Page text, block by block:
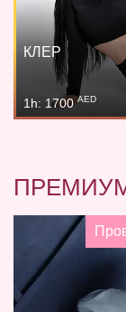
КЛЕР
1h: 1700AED